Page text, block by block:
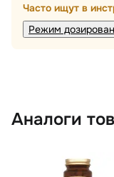
Часто ищут в
Режим
Аналоги